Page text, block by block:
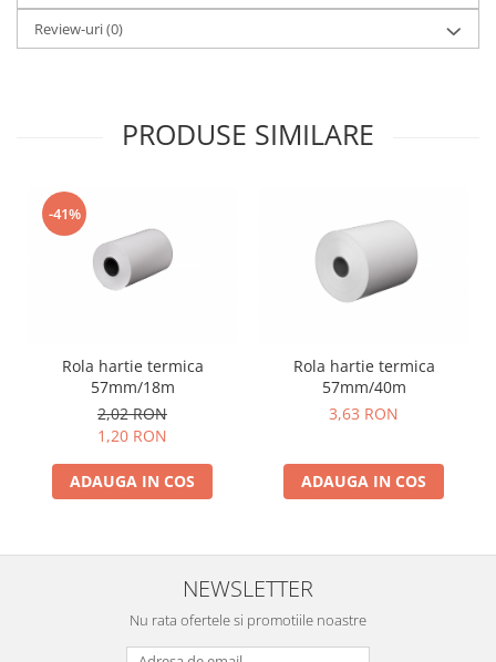
Review-uri(0)
PRODUSE SIMILARE
-41%
Rola hartie termica
57mm/18m
2,02 RON
1,20 RON
ADAUGA IN COS
Rola hartie termica
57mm/40m
3,63 RON
ADAUGA IN COS
NEWSLETTER
Nu rata ofertele si promotiile noastre